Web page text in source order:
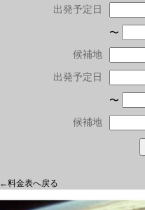
出発予定日
〜
候補地
出発予定日
〜
候補地
←料金表へ戻る